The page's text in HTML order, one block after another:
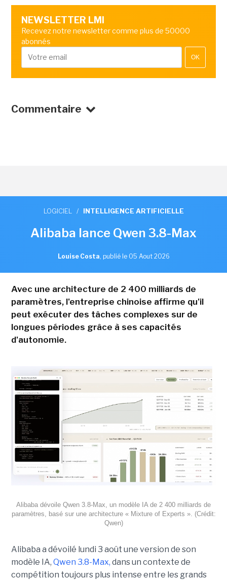
NEWSLETTER LMI
Recevez notre newsletter comme plus de 50000
abonnés
OK
Commentaire
LOGICIEL / INTELLIGENCE ARTIFICIELLE
Alibaba lance Qwen 3.8-Max
Louise Costa, publié le 05 Aout 2026
Avec une architecture de 2 400 milliards de
paramètres, l'entreprise chinoise affirme qu'il
peut exécuter des tâches complexes sur de
longues périodes grâce à ses capacités
d'autonomie.
Alibaba dévoile Qwen 3.8-Max, un modèle IA de 2 400 milliards de
paramètres, basé sur une architecture « Mixture of Experts ». (Crédit:
Qwen)
Alibaba a dévoilé lundi 3 août une version de son
modèle IA, Qwen 3.8-Max, dans un contexte de
compétition toujours plus intense entre les grands